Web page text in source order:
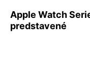
Apple Watch
predstavené